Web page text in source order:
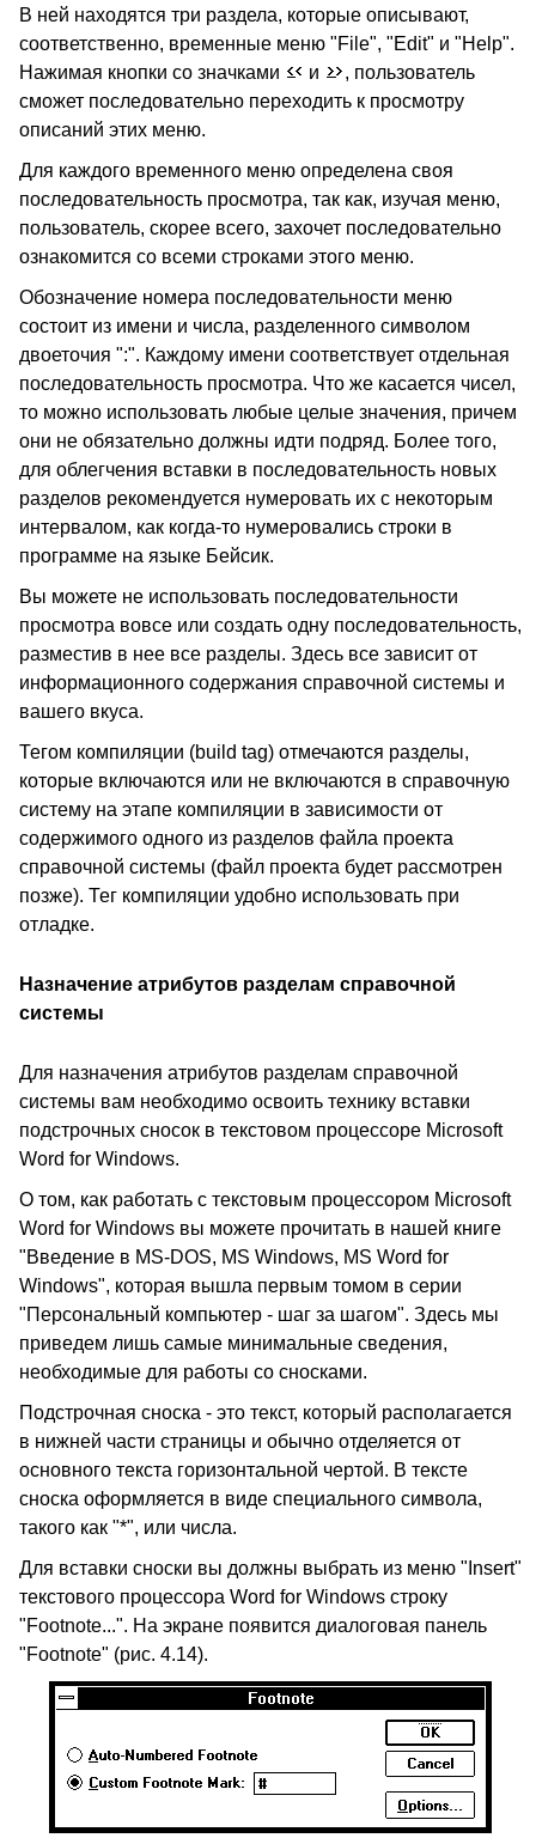
В ней находятся три раздела, которые описывают,
соответственно, временные меню "File", "Edit" и "Help".
Нажимая кнопки со значками
и
, пользователь
сможет последовательно переходить к просмотру
описаний этих меню.
Для каждого временного меню определена своя
последовательность просмотра, так как, изучая меню,
пользователь, скорее всего, захочет последовательно
ознакомится со всеми строками этого меню.
Обозначение номера последовательности меню
состоит из имени и числа, разделенного символом
двоеточия ":". Каждому имени соответствует отдельная
последовательность просмотра. Что же касается чисел,
то можно использовать любые целые значения, причем
они не обязательно должны идти подряд. Более того,
для облегчения вставки в последовательность новых
разделов рекомендуется нумеровать их с некоторым
интервалом, как когда-то нумеровались строки в
программе на языке Бейсик.
Вы можете не использовать последовательности
просмотра вовсе или создать одну последовательность,
разместив в нее все разделы. Здесь все зависит от
информационного содержания справочной системы и
вашего вкуса.
Тегом компиляции (build tag) отмечаются разделы,
которые включаются или не включаются в справочную
систему на этапе компиляции в зависимости от
содержимого одного из разделов файла проекта
справочной системы (файл проекта будет рассмотрен
позже). Тег компиляции удобно использовать при
отладке.
Назначение атрибутов разделам справочной
системы
Для назначения атрибутов разделам справочной
системы вам необходимо освоить технику вставки
подстрочных сносок в текстовом процессоре Microsoft
Word for Windows.
О том, как работать с текстовым процессором Microsoft
Word for Windows вы можете прочитать в нашей книге
"Введение в MS-DOS, MS Windows, MS Word for
Windows", которая вышла первым томом в серии
"Персональный компьютер - шаг за шагом". Здесь мы
приведем лишь самые минимальные сведения,
необходимые для работы со сносками.
Подстрочная сноска - это текст, который располагается
в нижней части страницы и обычно отделяется от
основного текста горизонтальной чертой. В тексте
сноска оформляется в виде специального символа,
такого как "*", или числа.
Для вставки сноски вы должны выбрать из меню "Insert"
текстового процессора Word for Windows строку
"Footnote...". На экране появится диалоговая панель
"Footnote" (рис. 4.14).